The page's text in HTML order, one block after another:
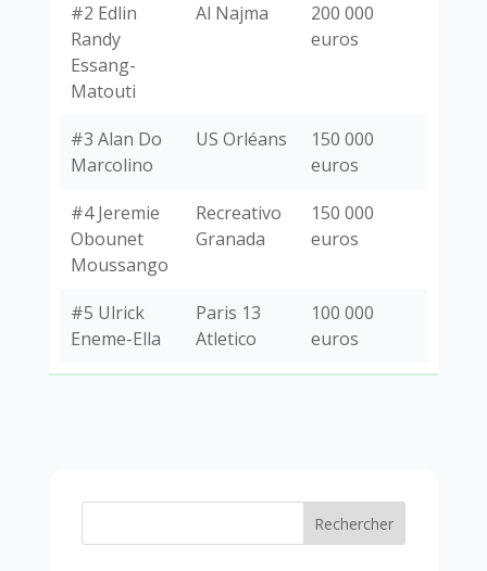
#2 Edlin
Randy
Essang-
Matouti
Al Najma
200 000
euros
#3 Alan Do
Marcolino
US Orléans
150 000
euros
#4 Jeremie
Obounet
Moussango
Recreativo
Granada
150 000
euros
#5 Ulrick
Eneme-Ella
Paris 13
Atletico
100 000
euros
Rechercher